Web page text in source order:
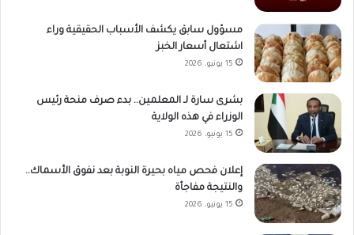
مسؤول سابق يكشف الأسباب الحقيقية وراء
اشتعال أسعار الخبز
15 يونيو، 2026
بشرى سارة لـ المعلمين.. بدء صرف منحة رئيس
الوزراء في هذه الولاية
15 يونيو، 2026
إعلان فحص مياه بحيرة النوبة بعد نفوق الأسماك..
والنتيجة مفاجأة
15 يونيو، 2026